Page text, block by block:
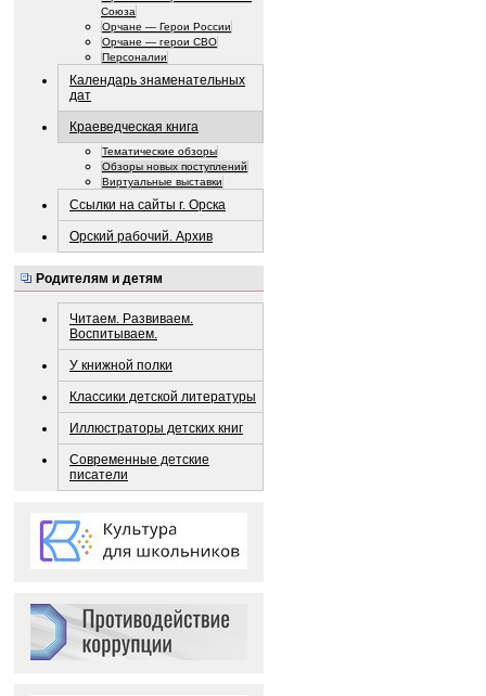
Союза
Орчане — Герои России
Орчане — герои СВО
Персоналии
Календарь знаменательных
дат
Краеведческая книга
Тематические обзоры
Обзоры новых поступлений
Виртуальные выставки
Ссылки на сайты г. Орска
Орский рабочий. Архив
Родителям и детям
Читаем. Развиваем.
Воспитываем.
У книжной полки
Классики детской литературы
Иллюстраторы детских книг
Современные детские
писатели